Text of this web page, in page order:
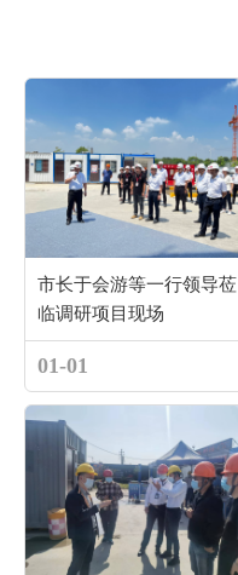
市长于会游等一行领导莅
临调研项目现场
01-01